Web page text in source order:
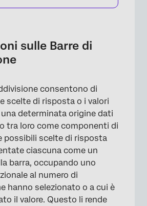
sulle Barre di
consentono di
scelte di risposta o i valori
determinata origine dati
tra loro come componenti di
possibili scelte di risposta
ciascuna come un
barra, occupando uno
al numero di
hanno selezionato o a cui è
il valore. Questo li rende